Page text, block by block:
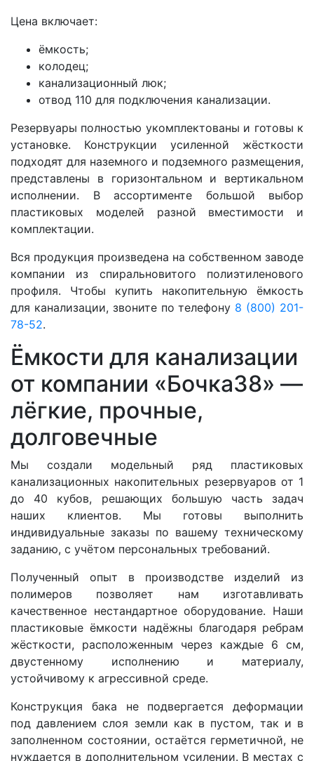
Цена включает:
ёмкость;
колодец;
канализационный люк;
отвод 110 для подключения канализации.
Резервуары полностью укомплектованы и готовы к
установке. Конструкции усиленной жёсткости
подходят для наземного и подземного размещения,
представлены в горизонтальном и вертикальном
исполнении. В ассортименте большой выбор
пластиковых моделей разной вместимости и
комплектации.
Вся продукция произведена на собственном заводе
компании из спиральновитого полиэтиленового
профиля. Чтобы купить накопительную ёмкость
для канализации, звоните по телефону 8 (800) 201-
78-52.
Ёмкости для канализации
от компании «Бочка38» —
лёгкие, прочные,
долговечные
Мы создали модельный ряд пластиковых
канализационных накопительных резервуаров от 1
до 40 кубов, решающих большую часть задач
наших клиентов. Мы готовы выполнить
индивидуальные заказы по вашему техническому
заданию, с учётом персональных требований.
Полученный опыт в производстве изделий из
полимеров позволяет нам изготавливать
качественное нестандартное оборудование. Наши
пластиковые ёмкости надёжны благодаря ребрам
жёсткости, расположенным через каждые 6 см,
двустенному исполнению и материалу,
устойчивому к агрессивной среде.
Конструкция бака не подвергается деформации
под давлением слоя земли как в пустом, так и в
заполненном состоянии, остаётся герметичной, не
нуждается в дополнительном усилении. В местах с